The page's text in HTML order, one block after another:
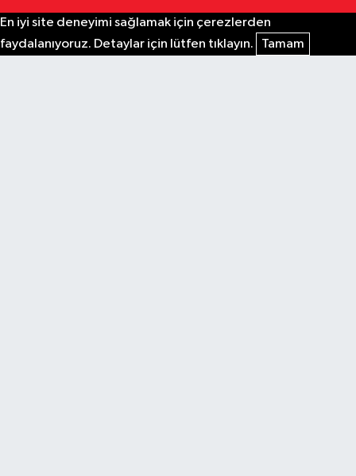
En iyi site deneyimi sağlamak için çerezlerden
faydalanıyoruz. Detaylar için lütfen tıklayın.
Tamam